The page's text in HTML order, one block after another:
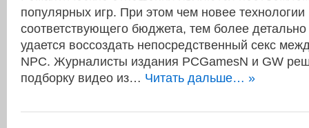
популярных игр. При этом чем новее
соответствующего бюджета, тем более детально
удается воссоздать непосредственный секс
NPC. Журналисты издания PCGamesN и GW
подборку видео из… Читать дальше… »